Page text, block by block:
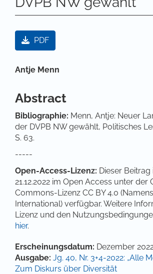
Artikel-Sidebar
PDF
Hauptsächlicher
Antje Menn
Abstract
Bibliographie: Menn, Antje: Neuer
der DVPB NW gewählt, Politisches
S. 63.
-----
Open-Access-Lizenz: Dieser
21.12.2022 im Open Access unter der
Commons-Lizenz CC BY 4.0
International) verfügbar. Weitere
Lizenz und den
hier.
Artikel-Details
Erscheinungsdatum: Dezember
Ausgabe: Jg. 40, Nr. 3+4-2022: „Alle
Zum Diskurs über Diversität